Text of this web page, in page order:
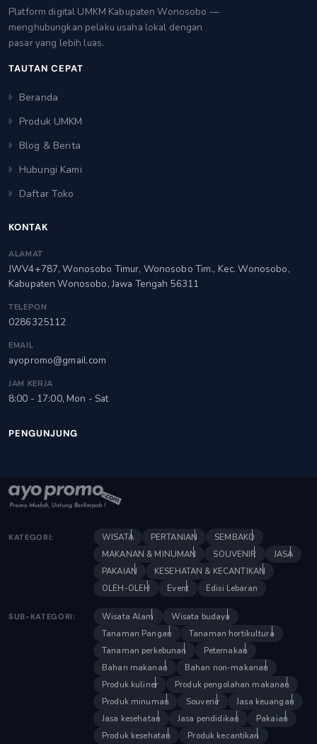
Platform digital UMKM Kabupaten Wonosobo —
menghubungkan pelaku usaha lokal dengan
pasar yang lebih luas.
TAUTAN CEPAT
Beranda
Produk UMKM
Blog & Berita
Hubungi Kami
Daftar Toko
KONTAK
ALAMAT
JWV4+787, Wonosobo Timur, Wonosobo Tim., Kec. Wonosobo,
Kabupaten Wonosobo, Jawa Tengah 56311
TELEPON
0286325112
EMAIL
ayopromo@gmail.com
JAM KERJA
8:00 - 17:00, Mon - Sat
PENGUNJUNG
KATEGORI: WISATA PERTANIAN
SEMBAKO
MAKANAN & MINUMAN
SOUVENIR
JASA
PAKAIAN
KESEHATAN & KECANTIKAN
OLEH-OLEH
Event Edisi Lebaran
SUB-KATEGORI: Wisata Alam
Wisata budaya
Tanaman Pangan
Tanaman hortikultura
Tanaman perkebunan
Peternakan
Bahan makanan
Bahan non-makanan
Produk kuliner
Produk pengolahan makanan
Produk minuman
Souvenir
Jasa keuangan
Jasa kesehatan
Jasa pendidikan
Pakaian
Produk kesehatan
Produk kecantikan